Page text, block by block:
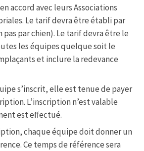
accord avec leurs Associations
Le tarif devra être établi par
par chien). Le tarif devra être le
les équipes quelque soit le
et inclure la redevance
s’inscrit, elle est tenue de payer
L’inscription n’est valable
est effectué.
chaque équipe doit donner un
Ce temps de référence sera